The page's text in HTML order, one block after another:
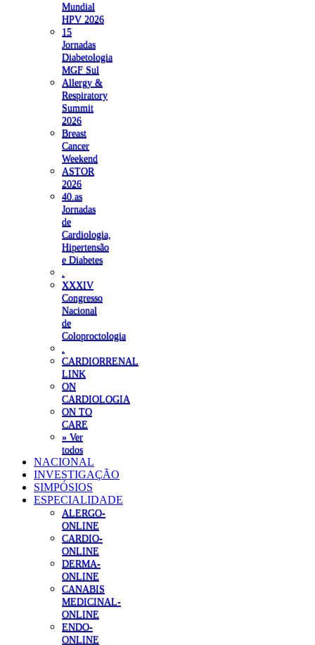
Mundial
HPV 2026
15
Jornadas
Diabetologia
MGF Sul
Allergy &
Respiratory
Summit
2026
Breast
Cancer
Weekend
ASTOR
2026
40.as
Jornadas
de
Cardiologia,
Hipertensão
e Diabetes
XXXIV
Congresso
Nacional
de
Coloproctologia
CARDIORRENAL
LINK
ON
CARDIOLOGIA
ON TO
CARE
» Ver
todos
NACIONAL
INVESTIGAÇÃO
SIMPÓSIOS
ESPECIALIDADE
ALERGO-
ONLINE
CARDIO-
ONLINE
DERMA-
ONLINE
CANABIS
MEDICINAL-
ONLINE
ENDO-
ONLINE